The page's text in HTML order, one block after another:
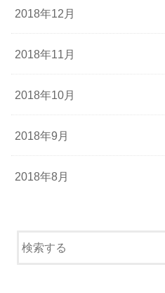
2018年12月
2018年11月
2018年10月
2018年9月
2018年8月